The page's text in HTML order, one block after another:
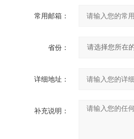
常用邮箱：
省份：
详细地址：
补充说明：